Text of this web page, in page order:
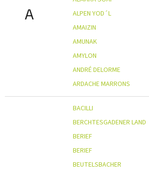
A
ALPEN YOD´L
AMAIZIN
AMUNAK
AMYLON
ANDRÉ DELORME
ARDACHE MARRONS
BACILLI
BERCHTESGADENER LAND
BERIEF
BERIEF
BEUTELSBACHER